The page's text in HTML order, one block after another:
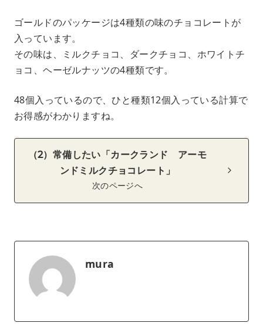
ゴールドのパッケージは4種類の味のチョコレートが
入っています。
その味は、ミルクチョコ、ダークチョコ、ホワイトチ
ョコ、ヘーゼルナッツの4種類です。
48個入っているので、ひと種類12個入っている計算で
お得感がわかりますね。
（2）常備したい「カークランド アーモ
ンドミルクチョコレート」
次のページへ
mura